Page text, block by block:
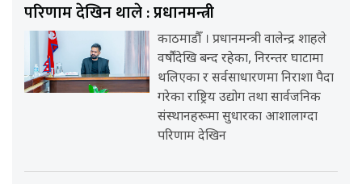
परिणाम देखिन थाले : प्रधानमन्त्री
काठमाडौँ । प्रधानमन्त्री वालेन्द्र शाहले
वर्षौंदेखि बन्द रहेका, निरन्तर घाटामा
थलिएका र सर्वसाधारणमा निराशा पैदा
गरेका राष्ट्रिय उद्योग तथा सार्वजनिक
संस्थानहरूमा सुधारका आशालाग्दा
परिणाम देखिन